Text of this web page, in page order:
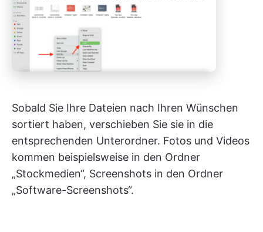
Sobald Sie Ihre Dateien nach Ihren Wünschen
sortiert haben, verschieben Sie sie in die
entsprechenden Unterordner. Fotos und Videos
kommen beispielsweise in den Ordner
„Stockmedien“, Screenshots in den Ordner
„Software-Screenshots“.